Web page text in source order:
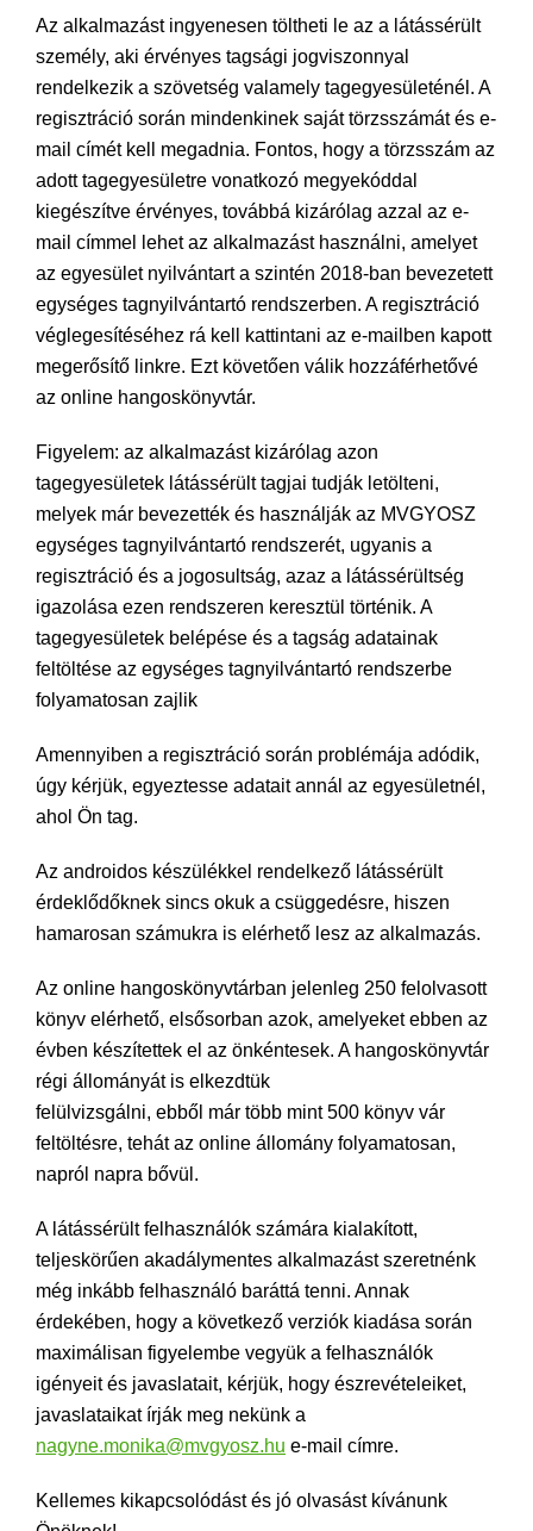
Az alkalmazást ingyenesen töltheti le az a látássérült
személy, aki érvényes tagsági jogviszonnyal
rendelkezik a szövetség valamely tagegyesületénél. A
regisztráció során mindenkinek saját törzsszámát és e-
mail címét kell megadnia. Fontos, hogy a törzsszám az
adott tagegyesületre vonatkozó megyekóddal
kiegészítve érvényes, továbbá kizárólag azzal az e-
mail címmel lehet az alkalmazást használni, amelyet
az egyesület nyilvántart a szintén 2018-ban bevezetett
egységes tagnyilvántartó rendszerben. A regisztráció
véglegesítéséhez rá kell kattintani az e-mailben kapott
megerősítő linkre. Ezt követően válik hozzáférhetővé
az online hangoskönyvtár.
Figyelem: az alkalmazást kizárólag azon
tagegyesületek látássérült tagjai tudják letölteni,
melyek már bevezették és használják az MVGYOSZ
egységes tagnyilvántartó rendszerét, ugyanis a
regisztráció és a jogosultság, azaz a látássérültség
igazolása ezen rendszeren keresztül történik. A
tagegyesületek belépése és a tagság adatainak
feltöltése az egységes tagnyilvántartó rendszerbe
folyamatosan zajlik
Amennyiben a regisztráció során problémája adódik,
úgy kérjük, egyeztesse adatait annál az egyesületnél,
ahol Ön tag.
Az androidos készülékkel rendelkező látássérült
érdeklődőknek sincs okuk a csüggedésre, hiszen
hamarosan számukra is elérhető lesz az alkalmazás.
Az online hangoskönyvtárban jelenleg 250 felolvasott
könyv elérhető, elsősorban azok, amelyeket ebben az
évben készítettek el az önkéntesek. A hangoskönyvtár
régi állományát is elkezdtük
felülvizsgálni, ebből már több mint 500 könyv vár
feltöltésre, tehát az online állomány folyamatosan,
napról napra bővül.
A látássérült felhasználók számára kialakított,
teljeskörűen akadálymentes alkalmazást szeretnénk
még inkább felhasználó baráttá tenni. Annak
érdekében, hogy a következő verziók kiadása során
maximálisan figyelembe vegyük a felhasználók
igényeit és javaslatait, kérjük, hogy észrevételeiket,
javaslataikat írják meg nekünk a
nagyne.monika@mvgyosz.hu e-mail címre.
Kellemes kikapcsolódást és jó olvasást kívánunk